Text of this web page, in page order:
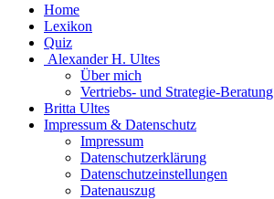
Home
Lexikon
Quiz
Alexander H. Ultes
Über mich
Vertriebs- und Strategie-Beratung
Britta Ultes
Impressum & Datenschutz
Impressum
Datenschutzerklärung
Datenschutzeinstellungen
Datenauszug